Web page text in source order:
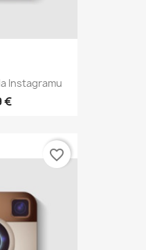
Instagramu
€
favorite_border